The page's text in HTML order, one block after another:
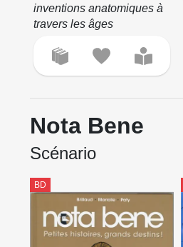
inventions anatomiques à
travers les âges
Nota Bene
Scénario
BD